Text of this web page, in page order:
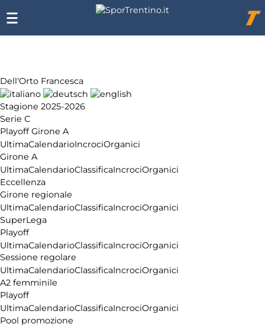
Dell'Orto Francesca
Stagione 2025-2026
Serie C
Playoff Girone A
UltimaCalendarioIncrociOrganici
Girone A
UltimaCalendarioClassificaIncrociOrganici
Eccellenza
Girone regionale
UltimaCalendarioClassificaIncrociOrganici
SuperLega
Playoff
UltimaCalendarioClassificaIncrociOrganici
Sessione regolare
UltimaCalendarioClassificaIncrociOrganici
A2 femminile
Playoff
UltimaCalendarioClassificaIncrociOrganici
Pool promozione
Chi
siamo
Affiliazione